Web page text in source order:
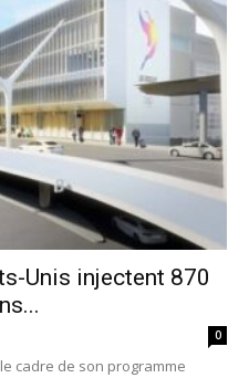
Unis injectent 870
0
cadre de son programme